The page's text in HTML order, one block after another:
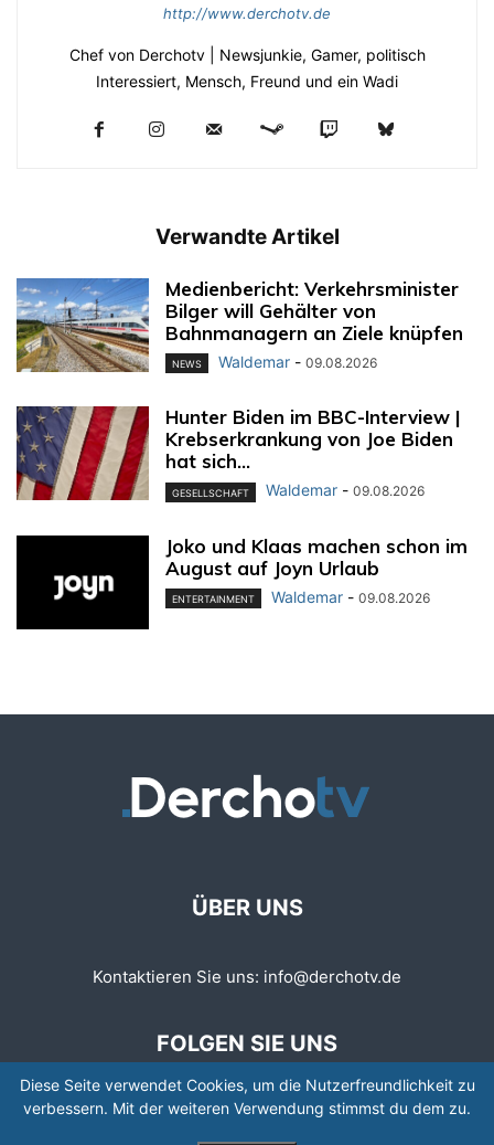
http://www.derchotv.de
Chef von Derchotv | Newsjunkie, Gamer, politisch
Interessiert, Mensch, Freund und ein Wadi
Verwandte Artikel
Medienbericht: Verkehrsminister
Bilger will Gehälter von
Bahnmanagern an Ziele knüpfen
NEWS Waldemar - 09.08.2026
Hunter Biden im BBC-Interview |
Krebserkrankung von Joe Biden
hat sich...
GESELLSCHAFT Waldemar - 09.08.2026
Joko und Klaas machen schon im
August auf Joyn Urlaub
ENTERTAINMENT Waldemar - 09.08.2026
ÜBER UNS
Kontaktieren Sie uns: info@derchotv.de
FOLGEN SIE UNS
Diese Seite verwendet Cookies, um die Nutzerfreundlichkeit zu
verbessern. Mit der weiteren Verwendung stimmst du dem zu.